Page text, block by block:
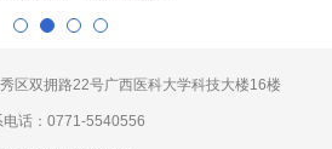
区双拥路22号广西医科大学科技大楼16楼
电话：0771-5540556